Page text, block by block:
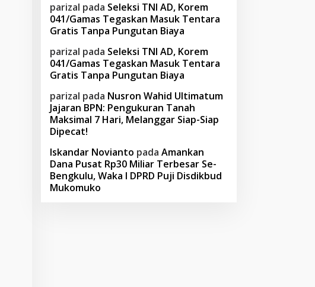
parizal pada Seleksi TNI AD, Korem
041/Gamas Tegaskan Masuk Tentara
Gratis Tanpa Pungutan Biaya
parizal pada Seleksi TNI AD, Korem
041/Gamas Tegaskan Masuk Tentara
Gratis Tanpa Pungutan Biaya
parizal pada Nusron Wahid Ultimatum
Jajaran BPN: Pengukuran Tanah
Maksimal 7 Hari, Melanggar Siap-Siap
Dipecat!
Iskandar Novianto pada Amankan
Dana Pusat Rp30 Miliar Terbesar Se-
Bengkulu, Waka I DPRD Puji Disdikbud
Mukomuko